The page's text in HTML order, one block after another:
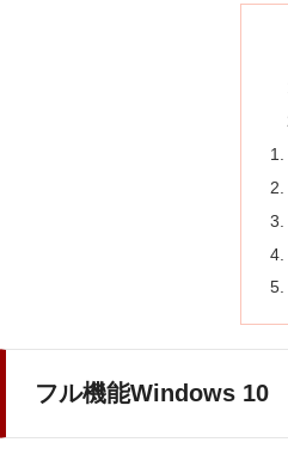
フル機能Windows 10